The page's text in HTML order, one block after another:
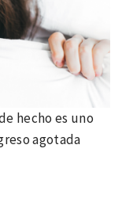
hecho es uno
agotada